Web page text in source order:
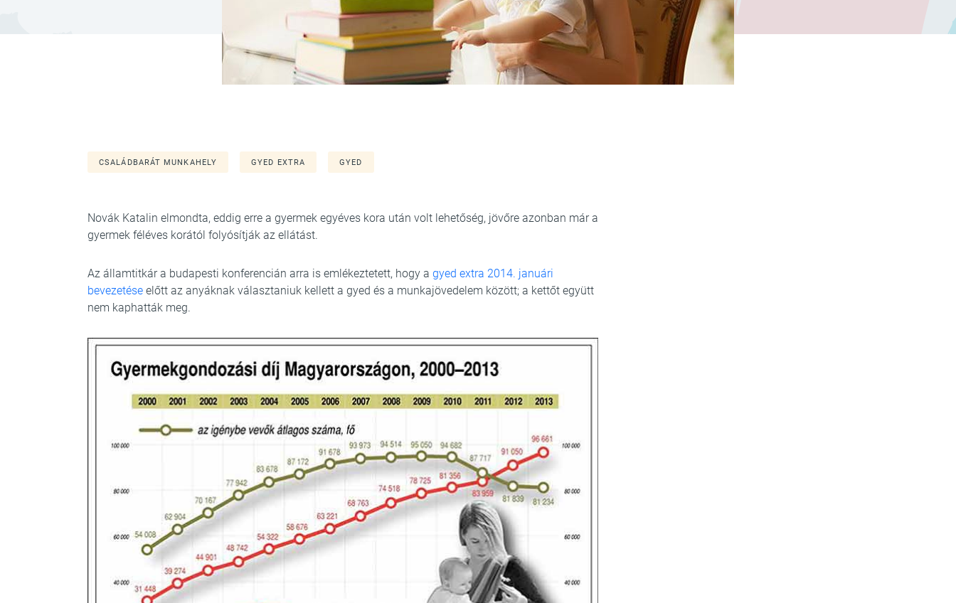
CSALÁDBARÁT MUNKAHELY GYED EXTRA GYED
Novák Katalin elmondta, eddig erre a gyermek egyéves kora után volt lehetőség, jövőre azonban már a
gyermek féléves korától folyósítják az ellátást.
Az államtitkár a budapesti konferencián arra is emlékeztetett, hogy a gyed extra 2014. januári
bevezetése előtt az anyáknak választaniuk kellett a gyed és a munkajövedelem között; a kettőt együtt
nem kaphatták meg.